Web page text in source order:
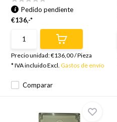
Comparar
Pedido pendiente
€136,-*
Precio unidad:€136,00/Pieza
* IVA incluido Excl.Gastos de envío